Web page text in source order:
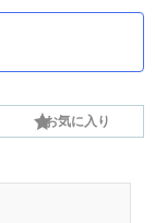
お気に入り